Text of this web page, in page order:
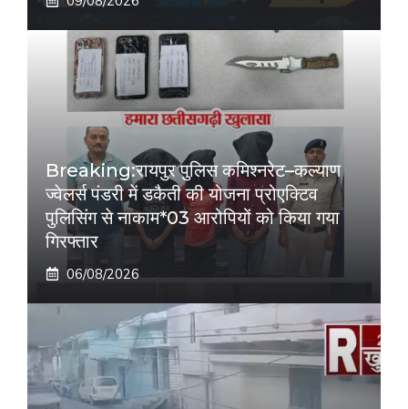
Breaking:रायपुर पुलिस कमिश्नरेट–कल्याण
ज्वेलर्स पंडरी में डकैती की योजना प्रोएक्टिव
पुलिसिंग से नाकाम*03 आरोपियों को किया गया
गिरफ्तार
06/08/2026